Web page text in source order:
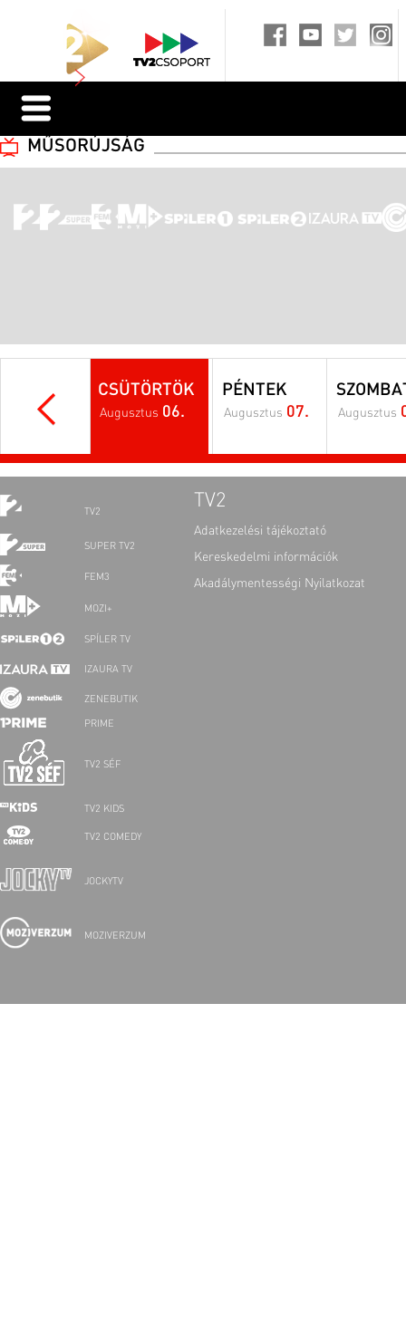
MŰSORÚJSÁG
CSÜTÖRTÖK
Augusztus 06.
PÉNTEK
Augusztus 07. Augusztus
TV2
SUPER TV2
FEM3
MOZI+
SPÍLER TV
IZAURA TV
ZENEBUTIK
PRIME
TV2 SÉF
TV2 KIDS
TV2 COMEDY
JOCKYTV
MOZIVERZUM
TV2
Adatkezelési tájékoztató
Kereskedelmi információk
Akadálymentességi Nyilatkozat